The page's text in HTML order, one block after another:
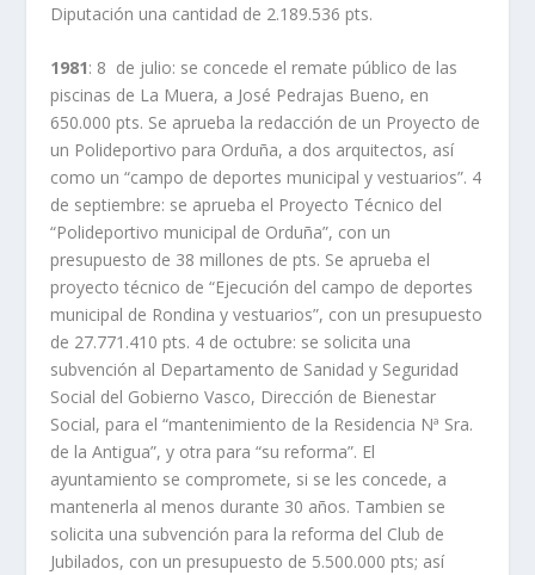
Diputación una cantidad de 2.189.536 pts.
1981: 8 de julio: se concede el remate público de las
piscinas de La Muera, a José Pedrajas Bueno, en
650.000 pts. Se aprueba la redacción de un Proyecto de
un Polideportivo para Orduña, a dos arquitectos, así
como un “campo de deportes municipal y vestuarios”. 4
de septiembre: se aprueba el Proyecto Técnico del
“Polideportivo municipal de Orduña”, con un
presupuesto de 38 millones de pts. Se aprueba el
proyecto técnico de “Ejecución del campo de deportes
municipal de Rondina y vestuarios”, con un presupuesto
de 27.771.410 pts. 4 de octubre: se solicita una
subvención al Departamento de Sanidad y Seguridad
Social del Gobierno Vasco, Dirección de Bienestar
Social, para el “mantenimiento de la Residencia Nª Sra.
de la Antigua”, y otra para “su reforma”. El
ayuntamiento se compromete, si se les concede, a
mantenerla al menos durante 30 años. Tambien se
solicita una subvención para la reforma del Club de
Jubilados, con un presupuesto de 5.500.000 pts; así